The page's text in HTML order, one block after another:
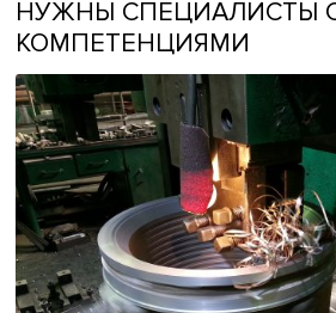
ТЕХНОЛОГИЧЕСКОГО
НУЖНЫ
КОМПЕТЕНЦИЯМИ